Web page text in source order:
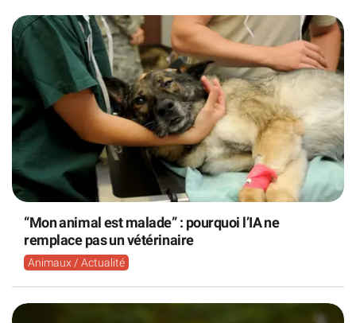
“Mon animal est malade” : pourquoi l’IA ne
remplace pas un vétérinaire
Animaux / Actualité